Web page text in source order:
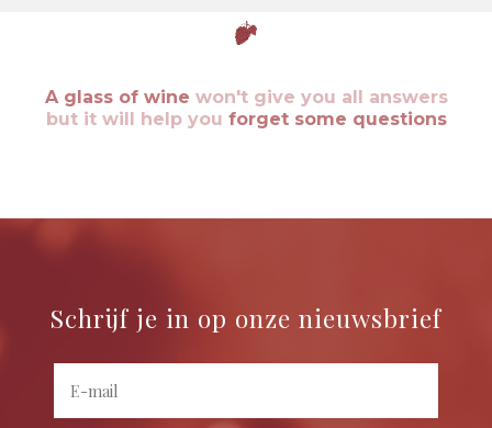
A glass of wine won't give you all answers
but it will help you forget some questions
Schrijf je in op onze nieuwsbrief